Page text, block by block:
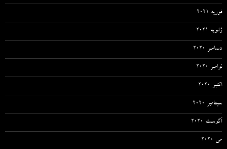
فوریه 2021
ژانویه 2021
دسامبر 2020
نوامبر 2020
اکتبر 2020
سپتامبر 2020
آگوست 2020
می 2020